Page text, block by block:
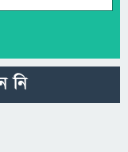
নি